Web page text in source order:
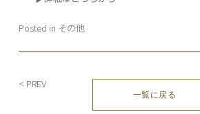
Posted in その他
投
< PREV
一覧に戻る